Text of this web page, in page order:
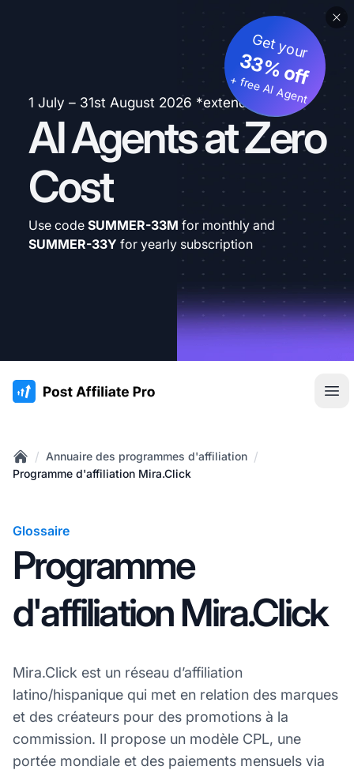
1 July – 31st August 2026 *extended
AI Agents at Zero
Cost
Get your
33% off
+ free AI Agent
Use code SUMMER-33M for monthly and
SUMMER-33Y for yearly subscription
:site.title
Home
/ Annuaire des programmes d'affiliation /
Programme d'affiliation Mira.Click
Glossaire
Programme
d'affiliation Mira.Click
Mira.Click est un réseau d’affiliation
latino/hispanique qui met en relation des marques
et des créateurs pour des promotions à la
commission. Il propose un modèle CPL, une
portée mondiale et des paiements mensuels via